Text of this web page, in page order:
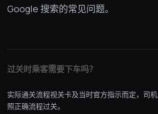
Google 搜索的常见问题。
过关时乘客需要下车吗？
实际通关流程视关卡及当时官方指示而定，司
照正确流程过关。